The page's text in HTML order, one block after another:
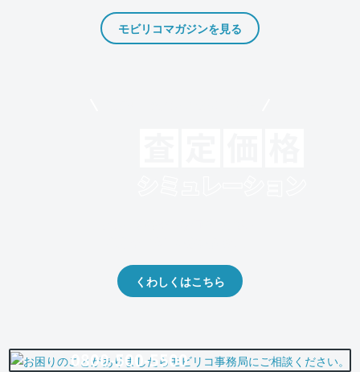
モビリコマガジンを見る
くわしくはこちら
0800-500-5500